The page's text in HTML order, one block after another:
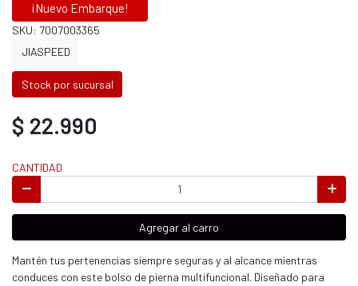
¡Nuevo Embarque!
SKU: 7007003365
JIASPEED
Stock por sucursal
$ 22.990
CANTIDAD
Agregar al carro
Mantén tus pertenencias siempre seguras y al alcance mientras
conduces con este bolso de pierna multifuncional. Diseñado para